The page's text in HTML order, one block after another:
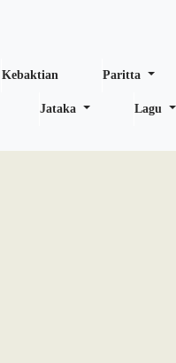
Kebaktian Paritta
Jataka Lagu